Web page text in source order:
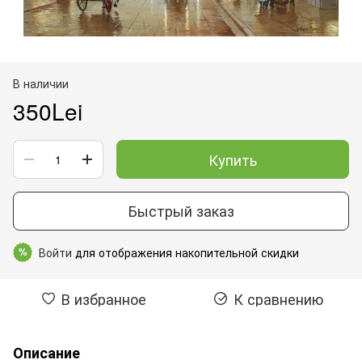
В наличии
350Lei
Купить
Быстрый заказ
% Войти для отображения накопительной скидки
В избранное К сравнению
Описание